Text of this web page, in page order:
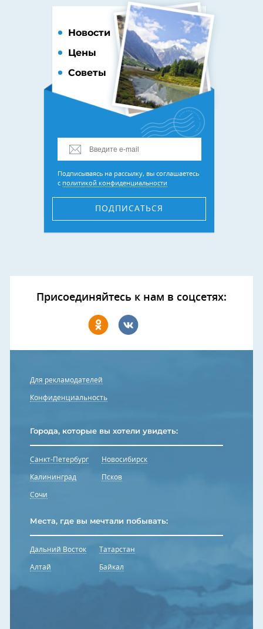
Новости
Цены
Советы
Подписываясь на рассылку, вы соглашаетесь
с политикой конфиденциальности
ПОДПИСАТЬСЯ
Присоединяйтесь к нам в соцсетях:
Для рекламодателей
Конфиденциальность
Города, которые вы хотели увидеть:
Санкт-Петербург
Калининград
Сочи
Новосибирск
Псков
Места, где вы мечтали побывать:
Дальний Восток
Алтай
Татарстан
Байкал